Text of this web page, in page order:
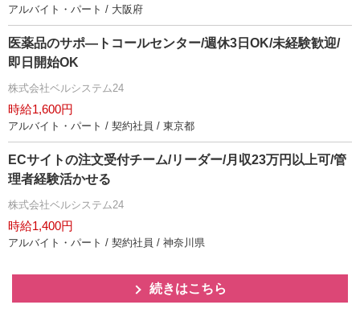
アルバイト・パート / 大阪府
医薬品のサポ―トコールセンター/週休3日OK/未経験歓迎/
即日開始OK
株式会社ベルシステム24
時給1,600円
アルバイト・パート / 契約社員 / 東京都
ECサイトの注文受付チーム/リーダー/月収23万円以上可/管
理者経験活かせる
株式会社ベルシステム24
時給1,400円
アルバイト・パート / 契約社員 / 神奈川県
続きはこちら